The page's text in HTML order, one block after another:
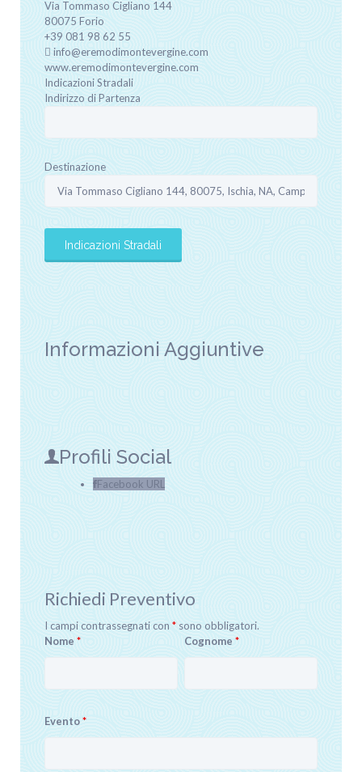
Via Tommaso Cigliano 144
80075 Forio
+39 081 98 62 55
info@eremodimontevergine.com
www.eremodimontevergine.com
Indicazioni Stradali
Indirizzo di Partenza
Destinazione
Informazioni Aggiuntive
Profili Social
Facebook URL
Richiedi Preventivo
I campi contrassegnati con * sono obbligatori.
Nome * Cognome*
Evento*